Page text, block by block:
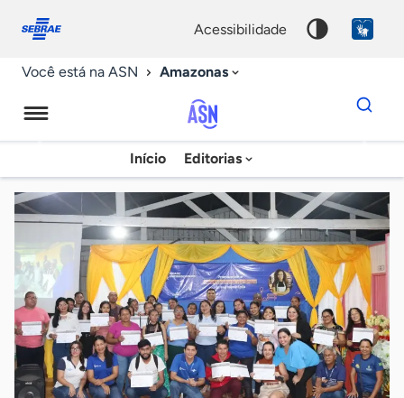
conosco
acessibilidade
Você está na ASN Amazonas
Agência
Sebrae
de
Notícias
Início Editorias
Dados
para
chave